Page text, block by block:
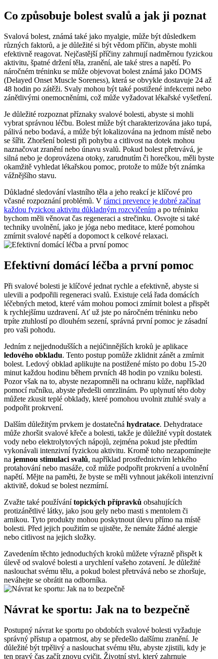
Co způsobuje bolest svalů a jak ji poznat
Svalová bolest, známá také jako myalgie, může být důsledkem
různých faktorů, a je důležité si být vědom příčin, abyste mohli
efektivně reagovat. Nejčastější příčiny zahrnují nadměrnou fyzickou
aktivitu, špatné držení těla, zranění, ale také stres a napětí. Po
náročném tréninku se může objevovat bolest známá jako DOMS
(Delayed Onset Muscle Soreness), která se obvykle dostavuje 24 až
48 hodin po zátěži. Svaly mohou být také postižené infekcemi nebo
zánětlivými onemocněními, což může vyžadovat lékařské vyšetření.
Je důležité rozpoznat příznaky svalové bolesti, abyste si mohli
vybrat správnou léčbu. Bolest může být charakterizována jako tupá,
pálivá nebo bodavá, a může být lokalizována na jednom místě nebo
se šířit. Zhoršení bolesti při pohybu a citlivost na dotek mohou
naznačovat zranění nebo únavu svalů. Pokud bolest přetrvává, je
silná nebo je doprovázena otoky, zarudnutím či horečkou, měli byste
okamžitě vyhledat lékařskou pomoc, protože to může být známka
vážnějšího stavu.
Důkladné sledování vlastního těla a jeho reakcí je klíčové pro
včasné rozpoznání problémů. V rámci prevence je dobré začínat
každou fyzickou aktivitu důkladným rozcvičením a po tréninku
bychom měli věnovat čas regeneraci a strečinku. Osvojte si také
techniky uvolnění, jako je jóga nebo meditace, které pomohou
zmírnit svalové napětí a dopomoct k celkové relaxaci.
Efektivní domácí léčba a první pomoc
Při svalové bolesti je klíčové jednat rychle a efektivně, abyste si
ulevili a podpořili regeneraci svalů. Existuje celá řada domácích
léčebných metod, které vám mohou pomoci zmírnit bolest a přispět
k rychlejšímu uzdravení. Ať už jste po náročném tréninku nebo
trpíte ztuhlostí po dlouhém sezení, správná první pomoc je zásadní
pro vaši pohodu.
Jedním z nejjednodušších a nejúčinnějších kroků je aplikace
ledového obkladu. Tento postup pomůže zklidnit zánět a zmírnit
bolest. Ledový obklad aplikujte na postižené místo po dobu 15-20
minut každou hodinu během prvních 48 hodin po vzniku bolesti.
Pozor však na to, abyste nezapomněli na ochranu kůže, například
pomocí ručníku, abyste předešli omrzlinám. Po uplynutí této doby
můžete zkusit teplé obklady, které pomohou uvolnit ztuhlé svaly a
podpořit prokrvení.
Dalším důležitým prvkem je dostatečná hydratace. Dehydratace
může zhoršit svalové křeče a bolesti, takže je důležité vypít dostatek
vody nebo elektrolytových nápojů, zejména pokud jste předtím
vykonávali intenzivní fyzickou aktivitu. Kromě toho nezapomínejte
na jemnou stimulaci svalů, například prostřednictvím lehkého
protahování nebo masáže, což může podpořit prokrvení a uvolnění
napětí. Mějte na paměti, že byste se měli vyhnout jakékoli intenzivní
aktivitě, dokud se bolest nezmírní.
Zvažte také používánítopických přípravků obsahujících
protizánětlivé látky, jako jsou gely nebo masti s mentolem či
arnikou. Tyto produkty mohou poskytnout úlevu přímo na místě
bolesti. Před jejich použitím se ujistěte, že nemáte žádné alergie
nebo citlivost na jejich složky.
Zavedením těchto jednoduchých kroků můžete výrazně přispět k
úlevě od svalové bolesti a urychlení vašeho zotavení. Je důležité
naslouchat svému tělu, a pokud bolest přetrvává nebo se zhoršuje,
neváhejte se obrátit na odborníka.
Návrat ke sportu: Jak na to bezpečně
Postupný návrat ke sportu po obdobích svalové bolesti vyžaduje
správný přístup a opatrnost, aby se předešlo dalšímu zranění. Je
důležité být trpělivý a naslouchat svému tělu, abyste zjistili, kdy je
ten pravý čas začít znovu cvičit. Životní styl, který zahrnuje